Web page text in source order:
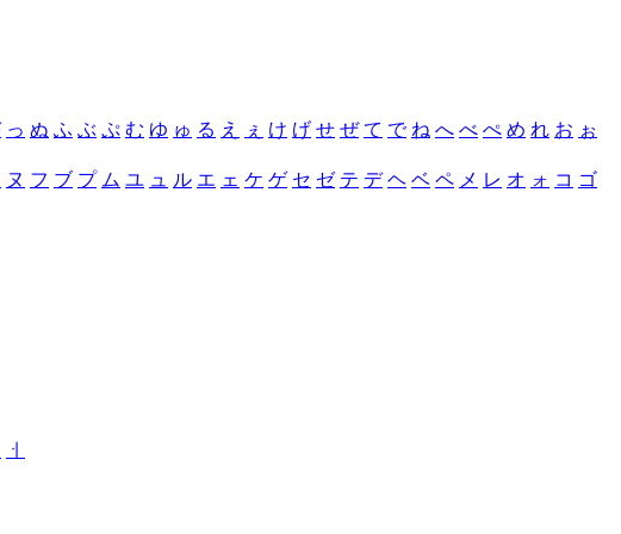
っ ぬ ふ ぶ ぷ む ゆ ゅ る え ぇ け げ せ ぜ て で ね へ べ ぺ め れ お ぉ
ヌ フ ブ プ ム ユ ュ ル エ ェ ケ ゲ セ ゼ テ デ ヘ ベ ペ メ レ オ ォ コ ゴ
ㆎ